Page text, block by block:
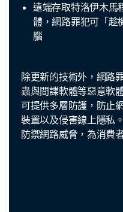
遠端存取特洛伊木馬
體，網路罪犯可「趁
腦
除更新的技術外，網路
蟲與間諜軟體等惡意軟
可提供多層防護，防止
裝置以及侵害線上隱私
防禦網路威脅，為消費